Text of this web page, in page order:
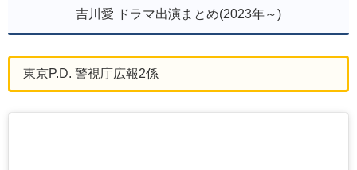
吉川愛 ドラマ出演まとめ(2023年～)
東京P.D. 警視庁広報2係